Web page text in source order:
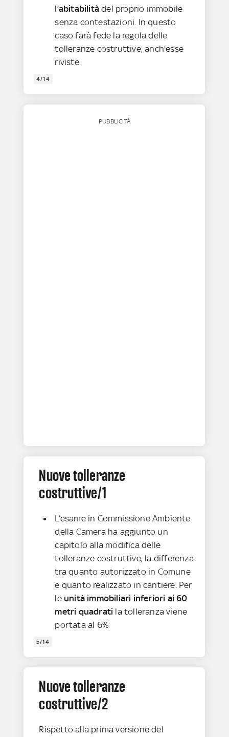
l’abitabilitàdel proprio immobile
senza contestazioni. In questo
caso farà fede la regola delle
tolleranze costruttive, anch’esse
riviste
4/14
PUBBLICITÀ
Nuove tolleranze
costruttive/1
L’esame in Commissione Ambiente
della Camera ha aggiunto un
capitolo alla modifica delle
tolleranze costruttive, la differenza
tra quanto autorizzato in Comune
e quanto realizzato in cantiere. Per
leunità immobiliari inferiori ai 60
metri quadrati la tolleranza viene
portata al 6%
5/14
Nuove tolleranze
costruttive/2
Rispetto alla prima versione del